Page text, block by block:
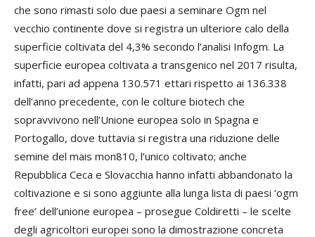
che sono rimasti solo due paesi a seminare Ogm nel
vecchio continente dove si registra un ulteriore calo della
superficie coltivata del 4,3% secondo l’analisi Infogm. La
superficie europea coltivata a transgenico nel 2017 risulta,
infatti, pari ad appena 130.571 ettari rispetto ai 136.338
dell’anno precedente, con le colture biotech che
sopravvivono nell’Unione europea solo in Spagna e
Portogallo, dove tuttavia si registra una riduzione delle
semine del mais mon810, l’unico coltivato; anche
Repubblica Ceca e Slovacchia hanno infatti abbandonato la
coltivazione e si sono aggiunte alla lunga lista di paesi ‘ogm
free’ dell’unione europea – prosegue Coldiretti – le scelte
degli agricoltori europei sono la dimostrazione concreta